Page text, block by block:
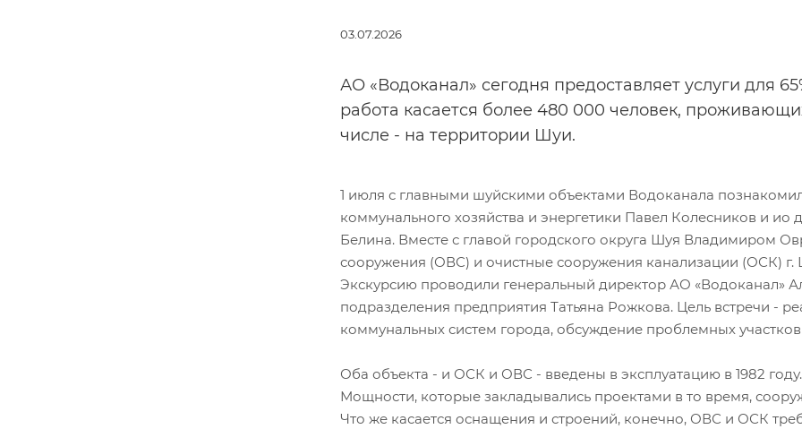
03.07.2026
АО «Водоканал» сегодня предоставляет услуги для
работа касается более 480 000 человек,
числе - на территории Шуи.
1 июля с главными шуйскими объектами Водоканала
коммунального хозяйства и энергетики Павел Колесников и
Белина. Вместе с главой городского округа Шуя Владимиром
сооружения (ОВС) и очистные сооружения канализации (ОСК) г.
Экскурсию проводили генеральный директор АО «Водоканал»
подразделения предприятия Татьяна Рожкова. Цель встречи -
коммунальных систем города, обсуждение проблемных
Оба объекта - и ОСК и ОВС - введены в эксплуатацию в 1982 году.
Мощности, которые закладывались проектами в то время,
Что же касается оснащения и строений, конечно, ОВС и ОСК